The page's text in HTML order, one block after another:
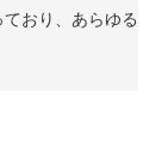
おり、あらゆる